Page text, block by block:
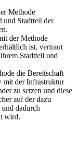
Methode
und Stadtteil der
der Methode
ist, vertraut
Stadtteil und
die Bereitschaft
mit der Infrastruktur
zu setzen und diese
auf der dazu
dadurch
wird.